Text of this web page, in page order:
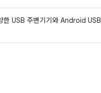
한 USB 주변기기와 Android